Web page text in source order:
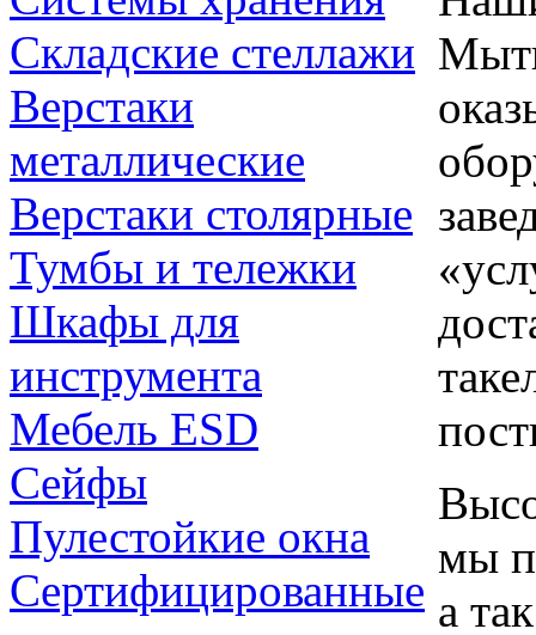
Складские стеллажи
Верстаки
металлические
Верстаки столярные
Тумбы и тележки
Шкафы для
инструмента
Мебель ESD
Сейфы
Пулестойкие окна
Сертифицированные
мы
а